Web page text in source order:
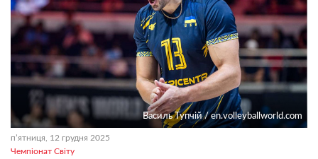
Василь Тупчій / en.volleyballworld.com
пʼятниця, 12 грудня 2025
Чемпіонат Світу